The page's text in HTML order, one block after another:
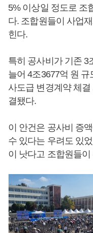
5% 이상일 정도로 조
다. 조합원들이 사업
힌다.
특히 공사비가 기존 3
늘어 4조3677억 원 규
사도급 변경계약 체결
결됐다.
이 안건은 공사비 증
수 있다는 우려도 있
이 낫다고 조합원들